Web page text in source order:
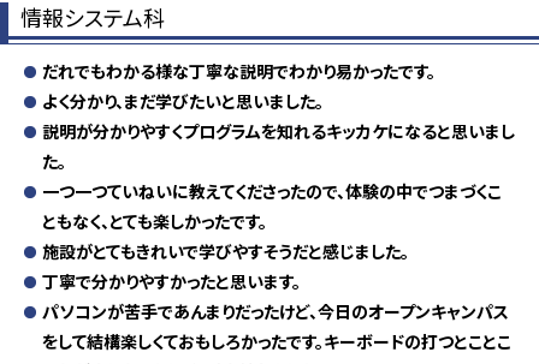
情報システム科
だれでもわかる様な丁寧な説明でわかり易かったです。
よく分かり、まだ学びたいと思いました。
説明が分かりやすくプログラムを知れるキッカケになると思いまし
た。
一つ一つていねいに教えてくださったので、体験の中でつまづくこ
ともなく、とても楽しかったです。
施設がとてもきれいで学びやすそうだと感じました。
丁寧で分かりやすかったと思います。
パソコンが苦手であんまりだったけど、今日のオープンキャンパス
をして結構楽しくておもしろかったです。キーボードの打つとことこ